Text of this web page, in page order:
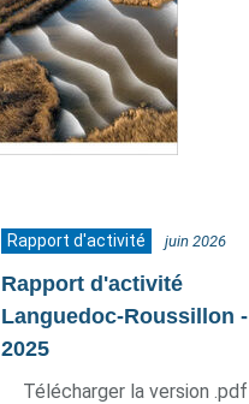
Rapport d'activité juin 2026
Rapport d'activité
Languedoc-Roussillon -
2025
Télécharger la version .pdf